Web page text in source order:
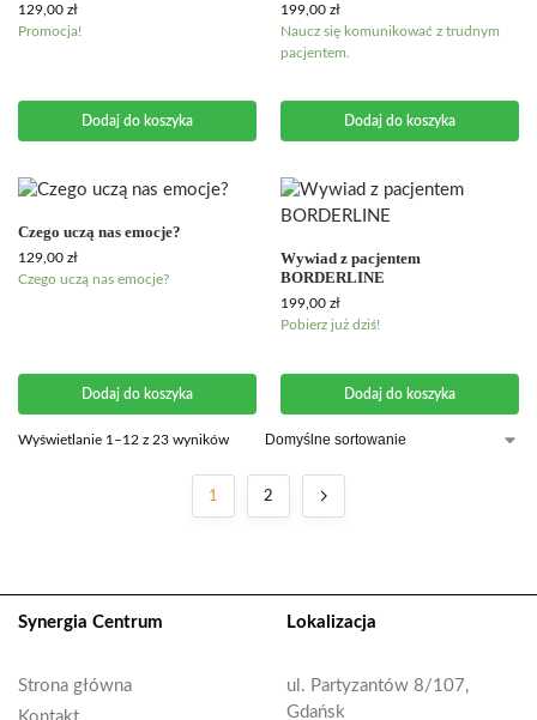
129,00 zł
Promocja!
Dodaj do koszyka
199,00 zł
Naucz się komunikować z trudnym
pacjentem.
Dodaj do koszyka
Czego uczą nas emocje?
129,00 zł
Czego uczą nas emocje?
Dodaj do koszyka
Wywiad z pacjentem
BORDERLINE
199,00 zł
Pobierz już dziś!
Dodaj do koszyka
Wyświetlanie 1–12 z 23 wyników
1 2
Synergia Centrum
Strona główna
Lokalizacja
ul. Partyzantów 8/107,
Gdańsk